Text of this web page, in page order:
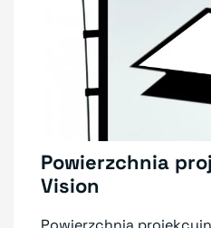
Powierzchnia
Vision